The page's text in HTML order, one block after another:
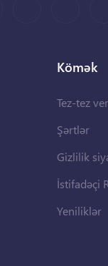
Kömək
Tez-tez
Şərtlər
Gizlilik
İstifadəçi
Yeniliklər